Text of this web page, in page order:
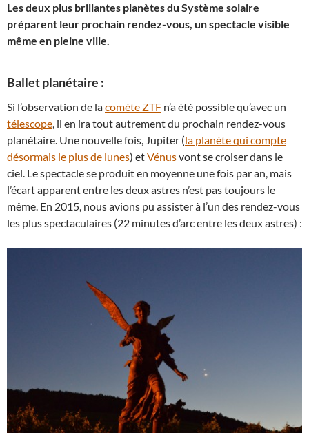
Les deux plus brillantes planètes du Système solaire
préparent leur prochain rendez-vous, un spectacle visible
même en pleine ville.
Ballet planétaire :
Si l’observation de lacomète ZTF n’a été possible qu’avec un
télescope, il en ira tout autrement du prochain rendez-vous
planétaire. Une nouvelle fois, Jupiter (la planète qui compte
désormais le plus de lunes) etVénusvont se croiser dans le
ciel. Le spectacle se produit en moyenne une fois par an, mais
l’écart apparent entre les deux astres n’est pas toujours le
même. En 2015, nous avions pu assister à l’un des rendez-vous
les plus spectaculaires (22 minutes d’arc entre les deux astres) :